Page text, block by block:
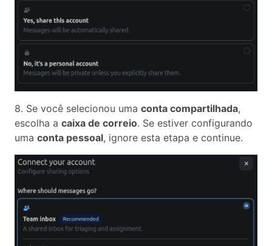
8. Se você selecionou uma conta compartilhada,
escolha a caixa de correio. Se estiver configurando
uma conta pessoal, ignore esta etapa e continue.